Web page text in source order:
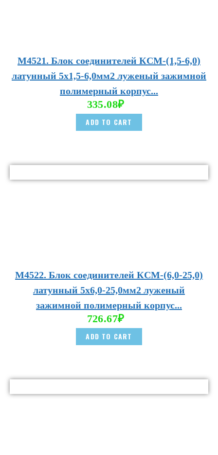
М4521. Блок соединителей КСМ-(1,5-6,0)
латунный 5х1,5-6,0мм2 луженый зажимной
полимерный корпус...
335.08₽
ADD TO CART
М4522. Блок соединителей КСМ-(6,0-25,0)
латунный 5х6,0-25,0мм2 луженый
зажимной полимерный корпус...
726.67₽
ADD TO CART